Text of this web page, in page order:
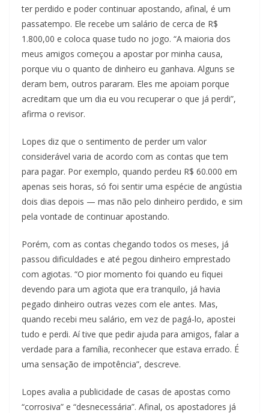
ter perdido e poder continuar apostando, afinal, é um
passatempo. Ele recebe um salário de cerca de R$
1.800,00 e coloca quase tudo no jogo. “A maioria dos
meus amigos começou a apostar por minha causa,
porque viu o quanto de dinheiro eu ganhava. Alguns se
deram bem, outros pararam. Eles me apoiam porque
acreditam que um dia eu vou recuperar o que já perdi”,
afirma o revisor.
Lopes diz que o sentimento de perder um valor
considerável varia de acordo com as contas que tem
para pagar. Por exemplo, quando perdeu R$ 60.000 em
apenas seis horas, só foi sentir uma espécie de angústia
dois dias depois — mas não pelo dinheiro perdido, e sim
pela vontade de continuar apostando.
Porém, com as contas chegando todos os meses, já
passou dificuldades e até pegou dinheiro emprestado
com agiotas. “O pior momento foi quando eu fiquei
devendo para um agiota que era tranquilo, já havia
pegado dinheiro outras vezes com ele antes. Mas,
quando recebi meu salário, em vez de pagá-lo, apostei
tudo e perdi. Aí tive que pedir ajuda para amigos, falar a
verdade para a família, reconhecer que estava errado. É
uma sensação de impotência”, descreve.
Lopes avalia a publicidade de casas de apostas como
“corrosiva” e “desnecessária”. Afinal, os apostadores já